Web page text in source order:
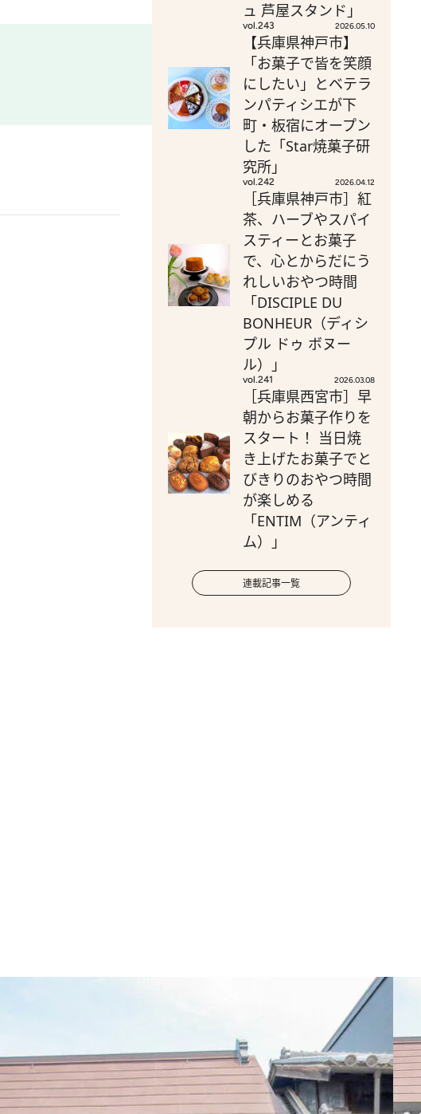
ュ 芦屋スタンド」
vol.243 2026.05.10
【兵庫県神戸市】
「お菓子で皆を笑顔
にしたい」とベテラ
ンパティシエが下
町・板宿にオープン
した「Star焼菓子研
究所」
vol.242 2026.04.12
［兵庫県神戸市］紅
茶、ハーブやスパイ
スティーとお菓子
で、心とからだにう
れしいおやつ時間
「DISCIPLE DU
BONHEUR（ディシ
プル ドゥ ボヌー
ル）」
vol.241 2026.03.08
［兵庫県西宮市］早
朝からお菓子作りを
スタート！ 当日焼
き上げたお菓子でと
びきりのおやつ時間
が楽しめる
「ENTIM（アンティ
ム）」
連載記事一覧